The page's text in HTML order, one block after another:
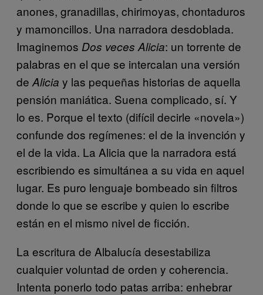
anones, granadillas, chirimoyas, chontaduros
y mamoncillos. Una narradora desdoblada.
Imaginemos Dos veces Alicia: un torrente de
palabras en el que se intercalan una versión
de Alicia y las pequeñas historias de aquella
pensión maniática. Suena complicado, sí. Y
lo es. Porque el texto (difícil decirle «novela»)
confunde dos regímenes: el de la invención y
el de la vida. La Alicia que la narradora está
escribiendo es simultánea a su vida en aquel
lugar. Es puro lenguaje bombeado sin filtros
donde lo que se escribe y quien lo escribe
están en el mismo nivel de ficción.
La escritura de Albalucía desestabiliza
cualquier voluntad de orden y coherencia.
Intenta ponerlo todo patas arriba: enhebrar